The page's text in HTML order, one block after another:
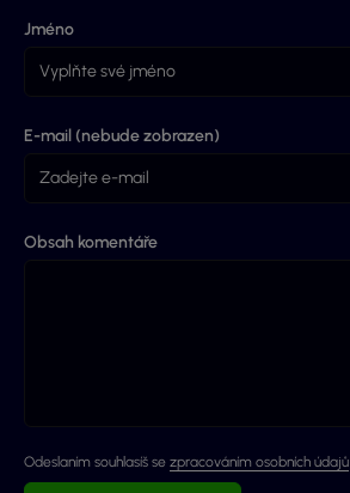
Jméno
E-mail (nebude zobrazen)
Obsah komentáře
Odeslaním souhlasíš se zpracováním osobních údajů